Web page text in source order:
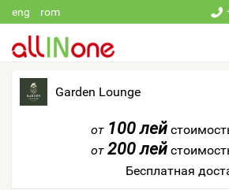
eng rom
Garden Lounge
от 100 лей
от 200 лей
Бесплатная